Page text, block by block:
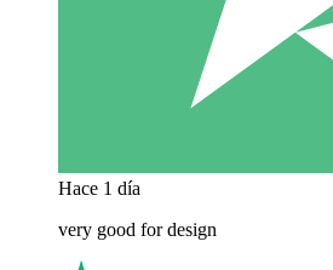
Hace 1 día
very good for design